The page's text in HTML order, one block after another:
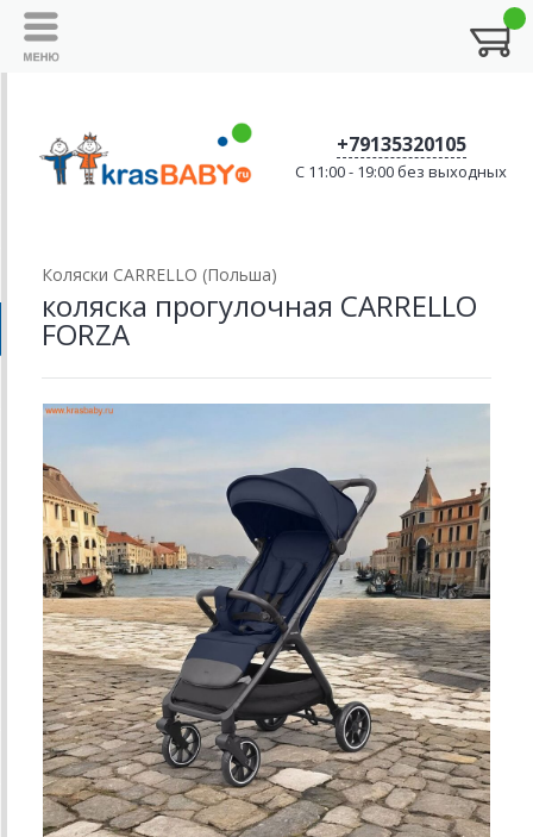
+79135320105
C 11:00 - 19:00 без выходных
Коляски CARRELLO (Польша)
коляска прогулочная CARRELLO
FORZA